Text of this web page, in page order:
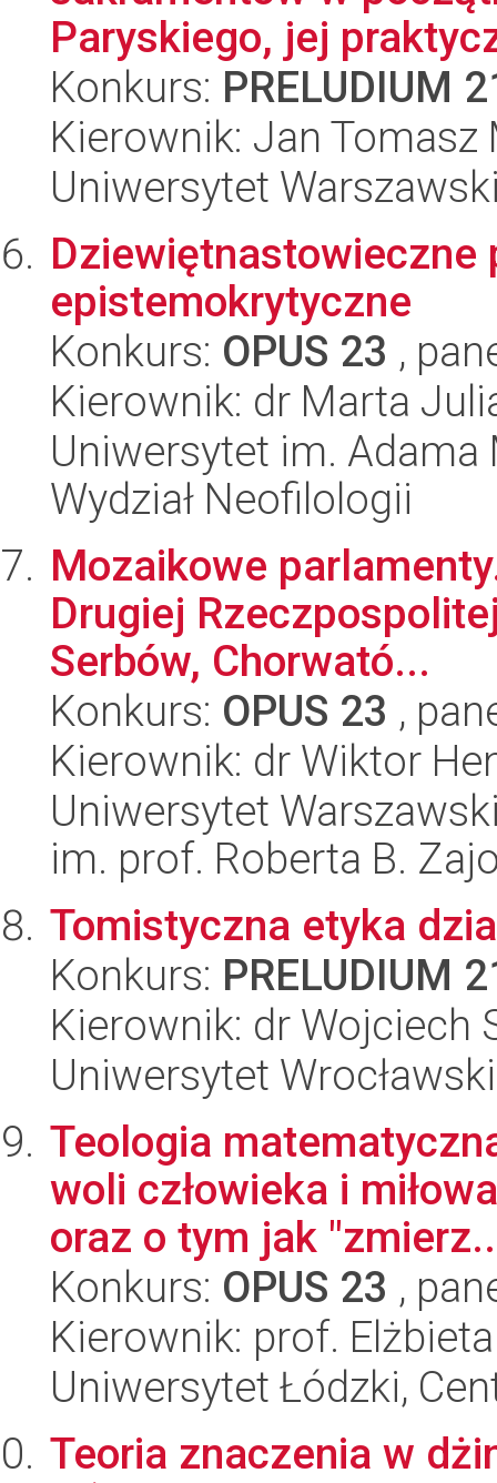
Paryskiego, jej
Konkurs: PRELUDIUM
Kierownik: Jan Tomasz
Uniwersytet
Dziewiętnastowieczne
epistemokrytyczne
Konkurs: OPUS 23 ,
Kierownik: dr Marta
Uniwersytet im.
Wydział Neofilologii
Mozaikowe
Drugiej
Serbów, Chorwató...
Konkurs: OPUS 23 ,
Kierownik: dr Wiktor
Uniwersytet
im. prof. Roberta B.
Tomistyczna etyka
Konkurs: PRELUDIUM
Kierownik: dr Wojciech
Uniwersytet
Teologia
woli człowieka i
oraz o tym jak
Konkurs: OPUS 23 ,
Kierownik: prof.
Uniwersytet Łódzki,
Teoria znaczenia w